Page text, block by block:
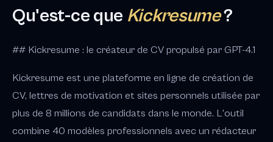
Qu'est-ce que Kickresume?
## Kickresume : le créateur de CV propulsé par GPT-4.1
Kickresume est une plateforme en ligne de création de
CV, lettres de motivation et sites personnels utilisée par
plus de 8 millions de candidats dans le monde. L'outil
combine 40 modèles professionnels avec un rédacteur